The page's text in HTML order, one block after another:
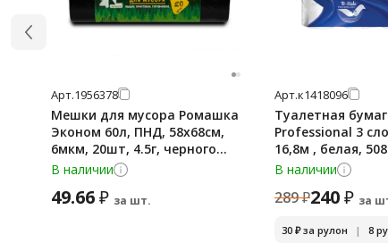
Арт.1956378
Мешки для мусора Ромашка
Эконом 60л, ПНД, 58х68см,
6мкм, 20шт, 4.5г, черного
цвета, в рулоне
В наличии
49.66₽ за шт.
Арт.к1418096
Туалетная
Professional 3
16,8м , белая,
В наличии
289₽240₽ за
30 ₽за рулон | 8